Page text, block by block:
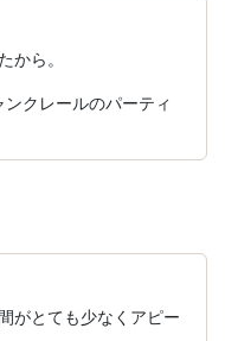
から。
クレールのパーティ
がとても少なくアピー